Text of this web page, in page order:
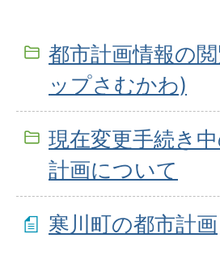
都市計画情報の
ップさむかわ)
現在変更手続き
計画について
寒川町の都市計画